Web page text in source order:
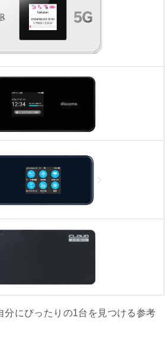
にぴったりの1台を見つける参考